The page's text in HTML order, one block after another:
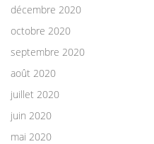
décembre 2020
octobre 2020
septembre 2020
août 2020
juillet 2020
juin 2020
mai 2020